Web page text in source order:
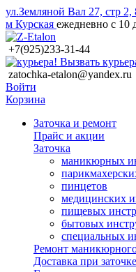
ул.Земляной Вал 27, стр 2,
м Курская ежедневно с 10
+7(925)233-31-44
Вызвать
zatochka-etalon@yandex.ru
Войти
Корзина
Заточка и ремонт
Прайс и акции
Заточка
маникюрных
пинцетов
медицинских
пищевых
бытовых
специальных
Ремонт
Доставка при заточке